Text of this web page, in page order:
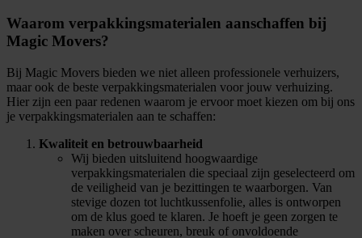
Waarom verpakkingsmaterialen aanschaffen bij
Magic Movers?
Bij Magic Movers bieden we niet alleen professionele verhuizers,
maar ook de beste verpakkingsmaterialen voor jouw verhuizing.
Hier zijn een paar redenen waarom je ervoor moet kiezen om bij ons
je verpakkingsmaterialen aan te schaffen:
Kwaliteit en betrouwbaarheid
Wij bieden uitsluitend hoogwaardige
verpakkingsmaterialen die speciaal zijn geselecteerd om
de veiligheid van je bezittingen te waarborgen. Van
stevige dozen tot luchtkussenfolie, alles is ontworpen
om de klus goed te klaren. Je hoeft je geen zorgen te
maken over scheuren, breuk of onvoldoende